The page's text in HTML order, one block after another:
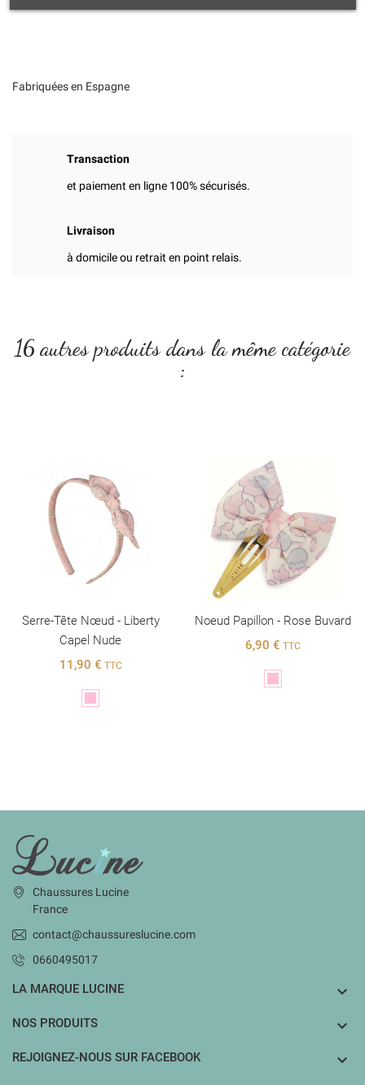
Fabriquées en Espagne
Transaction
et paiement en ligne 100% sécurisés.
Livraison
à domicile ou retrait en point relais.
16 autres produits dans la même catégorie
:
Serre-Tête Nœud - Liberty
Capel Nude
11,90 € TTC
Noeud Papillon - Rose Buvard
6,90 € TTC
INFORMATIONS
Chaussures Lucine
France
contact@chaussureslucine.com
0660495017
LA MARQUE LUCINE 
NOS PRODUITS 
REJOIGNEZ-NOUS SUR FACEBOOK 